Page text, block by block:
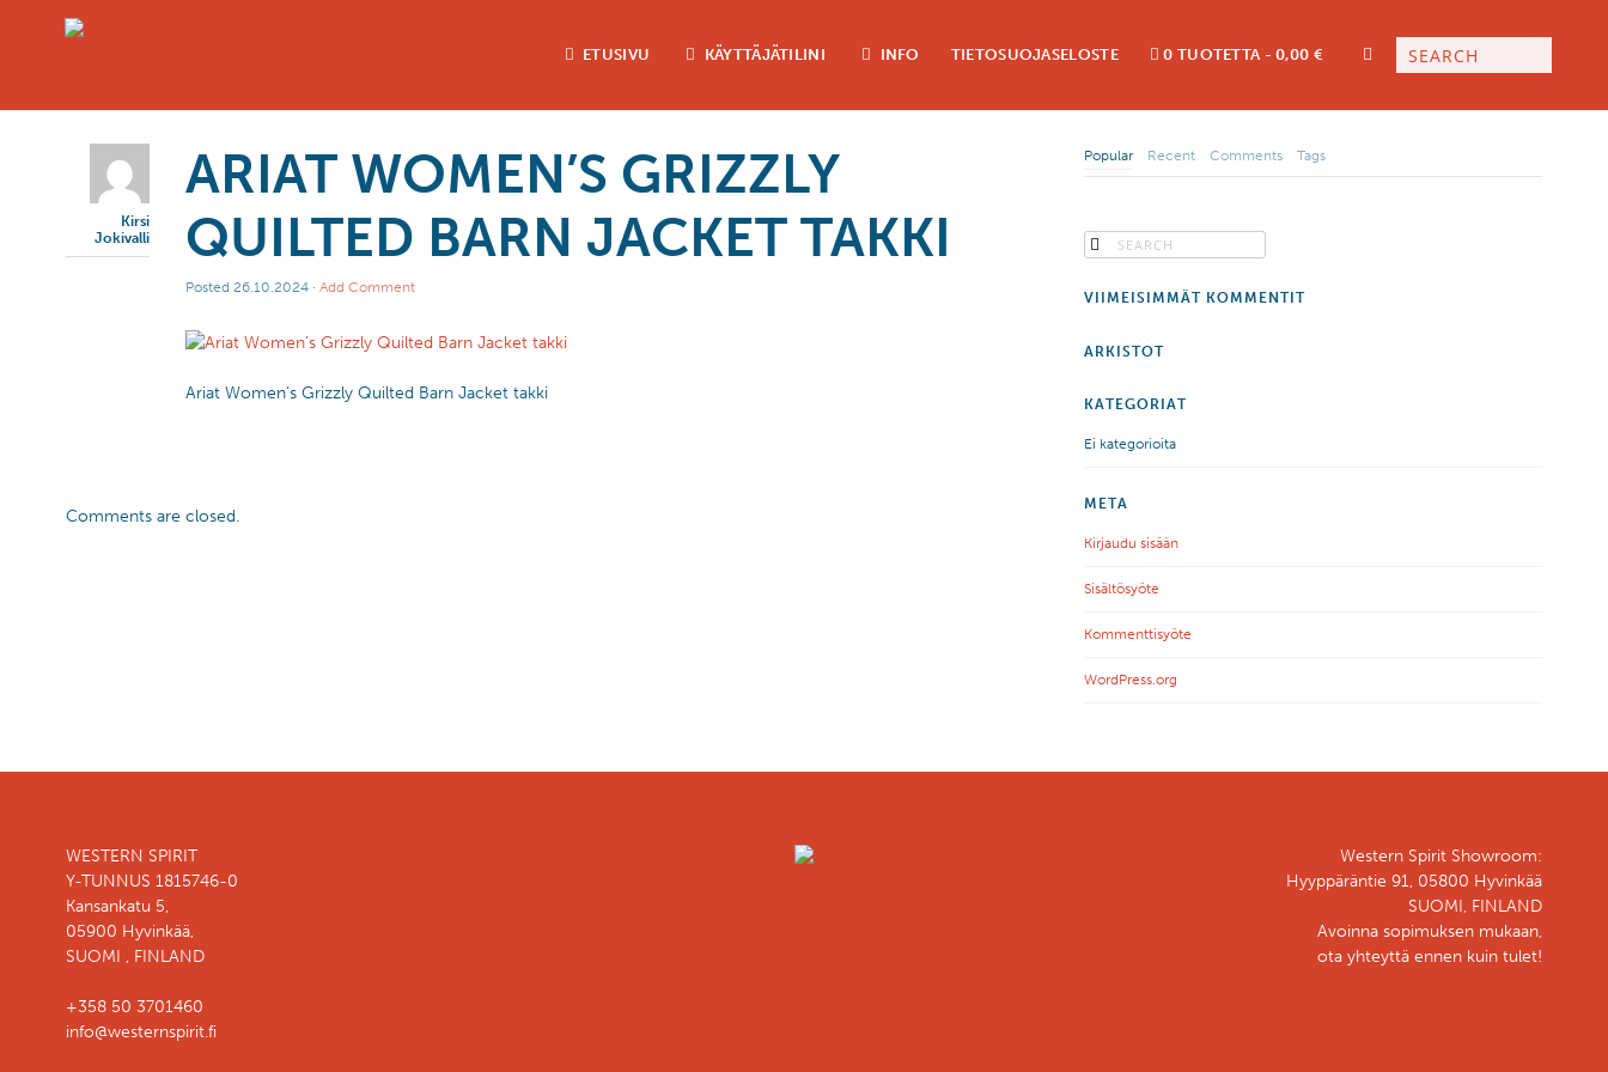
ETUSIVU KÄYTTÄJÄTILINI INFO TIETOSUOJASELOSTE 0 TUOTETTA 0,00 €
Kirsi
Jokivalli
ARIAT WOMEN’S GRIZZLY
QUILTED BARN JACKET TAKKI
Posted 26.10.2024 · Add Comment
Ariat Women’s Grizzly Quilted Barn Jacket takki
Comments are closed.
Popular Recent Comments Tags
VIIMEISIMMÄT KOMMENTIT
ARKISTOT
KATEGORIAT
Ei kategorioita
META
Kirjaudu sisään
Sisältösyöte
Kommenttisyöte
WordPress.org
WESTERN SPIRIT
Y-TUNNUS 1815746-0
Kansankatu 5,
05900 Hyvinkää,
SUOMI , FINLAND
+358 50 3701460
info@westernspirit.fi
Western Spirit Showroom:
Hyyppäräntie 91, 05800 Hyvinkää
SUOMI, FINLAND
Avoinna sopimuksen mukaan,
ota yhteyttä ennen kuin tulet!